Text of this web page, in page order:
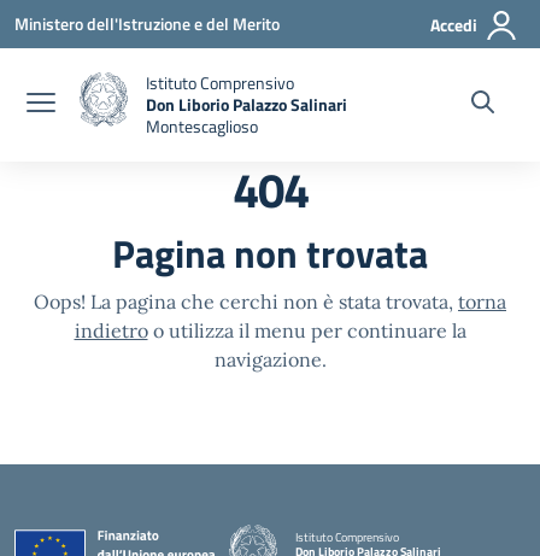
Vai ai contenuti
Vai al menu di navigazione
Vai al footer
Ministero dell'Istruzione e del Merito Accedi
Istituto Comprensivo
Don Liborio Palazzo Salinari
Montescaglioso
404
Pagina non trovata
Oops! La pagina che cerchi non è stata trovata, torna
indietroo utilizza il menu per continuare la
navigazione.
Istituto Comprensivo
Don Liborio Palazzo Salinari